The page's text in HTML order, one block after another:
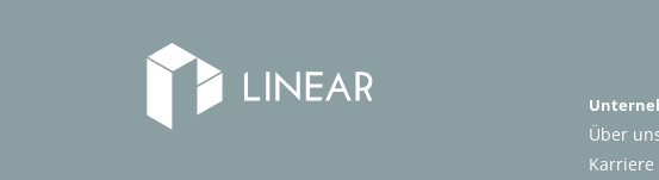
Über
Karriere